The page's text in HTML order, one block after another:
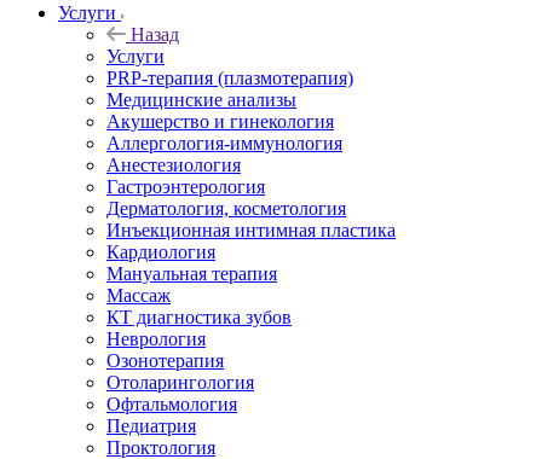
Услуги
Назад
Услуги
PRP-терапия (плазмотерапия)
Медицинские анализы
Акушерство и гинекология
Аллергология-иммунология
Анестезиология
Гастроэнтерология
Дерматология, косметология
Инъекционная интимная пластика
Кардиология
Мануальная терапия
Массаж
КТ диагностика зубов
Неврология
Озонотерапия
Отоларингология
Офтальмология
Педиатрия
Проктология